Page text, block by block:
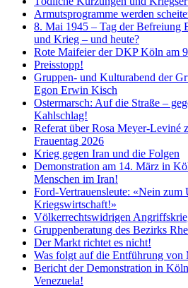
Armutsprogramme werden
8. Mai 1945 – Tag der Befreiung
und Krieg – und heute?
Rote Maifeier der DKP Köln am
Preisstopp!
Gruppen- und Kulturabend der
Egon Erwin Kisch
Ostermarsch: Auf die Straße –
Kahlschlag!
Referat über Rosa Meyer-Leviné
Frauentag 2026
Krieg gegen Iran und die Folgen
Demonstration am 14. März in
Menschen im Iran!
Ford-Vertrauensleute: «Nein zum
Kriegswirtschaft!»
Völkerrechtswidrigen
Gruppenberatung des Bezirks
Der Markt richtet es nicht!
Was folgt auf die Entführung von
Bericht der Demonstration in
Venezuela!